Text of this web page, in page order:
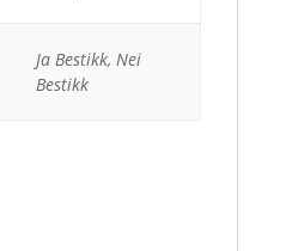
Ja Bestikk, Nei
Bestikk